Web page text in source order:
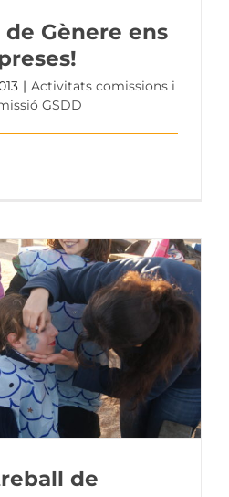
de Gènere ens
| Activitats comissions i
GSDD
de